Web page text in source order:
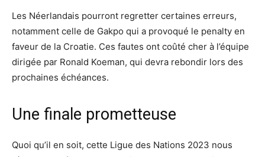
Les Néerlandais pourront regretter certaines erreurs,
notamment celle de Gakpo qui a provoqué le penalty en
faveur de la Croatie. Ces fautes ont coûté cher à l’équipe
dirigée par Ronald Koeman, qui devra rebondir lors des
prochaines échéances.
Une finale prometteuse
Quoi qu’il en soit, cette Ligue des Nations 2023 nous